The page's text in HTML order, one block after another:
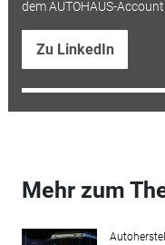
dem AUTOHAUS-Account.
Zu LinkedIn
Mehr zum